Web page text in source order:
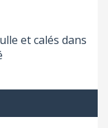
et calés dans